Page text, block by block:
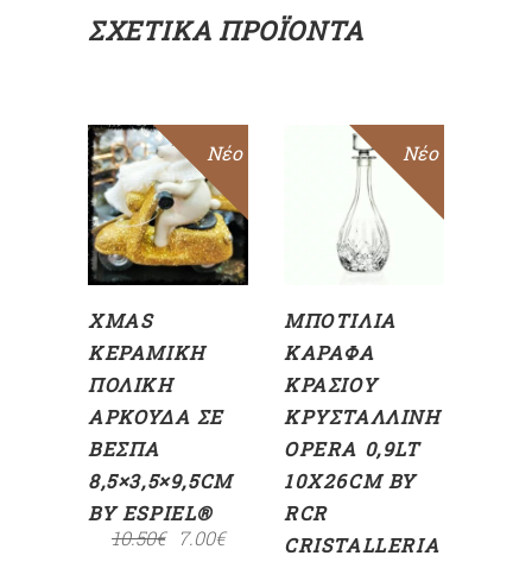
ΣΧΕΤΙΚΆ ΠΡΟΪΌΝΤΑ
Sale
Νέο
ΠΡΟΣΘΉΚΗ
ΣΤΟ
ΚΑΛΆΘΙ
XMAS
ΚΕΡΑΜΙΚΉ
ΠΟΛΙΚΉ
ΑΡΚΟΎΔΑ ΣΕ
ΒΈΣΠΑ
8,5×3,5×9,5CM
BY ESPIEL®
10.50€ 7.00€
Νέο
ΠΡΟΣΘΉΚΗ
ΣΤΟ
ΚΑΛΆΘΙ
ΜΠΟΤΊΛΙΑ
ΚΑΡΆΦΑ
ΚΡΑΣΙΟΎ
ΚΡΥΣΤΆΛΛΙΝΗ
OPERA 0,9LT
10X26CM BY
RCR
CRISTALLERIA